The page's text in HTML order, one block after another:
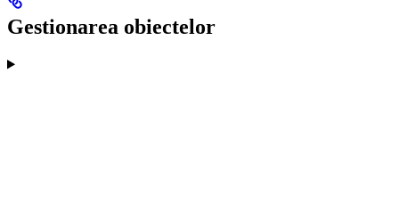
Gestionarea obiectelor